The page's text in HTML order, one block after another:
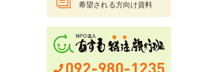
希望される方向け資料